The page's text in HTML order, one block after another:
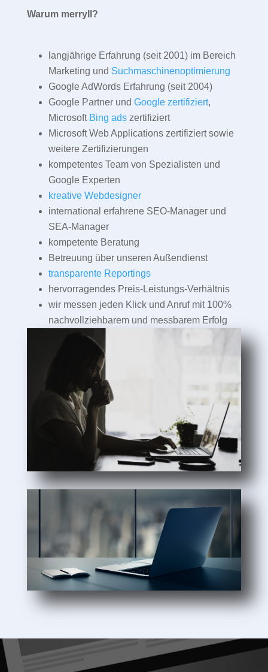
Warum merryll?
langjährige Erfahrung (seit 2001) im Bereich
Marketing und Suchmaschinenoptimierung
Google AdWords Erfahrung (seit 2004)
Google Partner und Google zertifiziert,
Microsoft Bing adszertifiziert
Microsoft Web Applications zertifiziert sowie
weitere Zertifizierungen
kompetentes Team von Spezialisten und
Google Experten
kreative Webdesigner
international erfahrene SEO-Manager und
SEA-Manager
kompetente Beratung
Betreuung über unseren Außendienst
transparente Reportings
hervorragendes Preis-Leistungs-Verhältnis
wir messen jeden Klick und Anruf mit 100%
nachvollziehbarem und messbarem Erfolg